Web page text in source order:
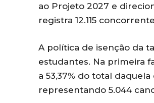
ao Projeto 2027 e
registra 12.115
A política de isenção da
estudantes. Na primeira
a 53,37% do total
representando 5.044